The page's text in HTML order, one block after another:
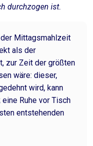
durchzogen ist.
Mittagsmahlzeit
als der
zur Zeit der größten
wäre: dieser,
wird, kann
Ruhe vor Tisch
entstehenden